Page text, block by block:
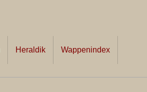
Heraldik Wappenindex